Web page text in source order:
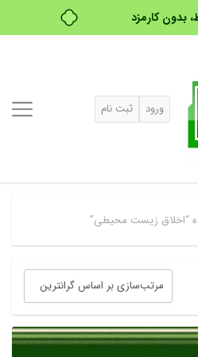
با ترب‌پی
ورود ثبت نام
“اخلاق زیست محیطی”